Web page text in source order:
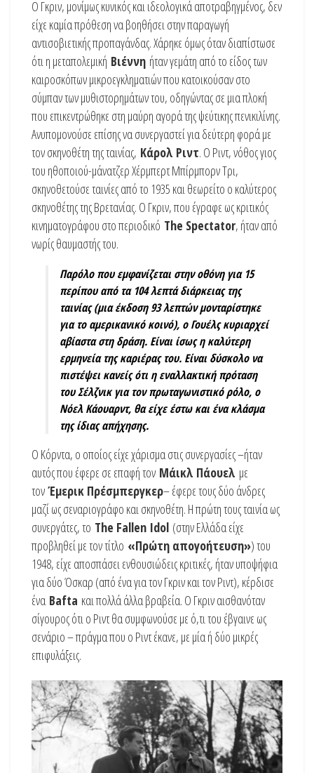
Ο Γκριν, μονίμως κυνικός και ιδεολογικά αποτραβηγμένος, δεν
είχε καμία πρόθεση να βοηθήσει στην παραγωγή
αντισοβιετικής προπαγάνδας. Χάρηκε όμως όταν διαπίστωσε
ότι η μεταπολεμική Βιέννη ήταν γεμάτη από το είδος των
καιροσκόπων μικροεγκληματιών που κατοικούσαν στο
σύμπαν των μυθιστορημάτων του, οδηγώντας σε μια πλοκή
που επικεντρώθηκε στη μαύρη αγορά της ψεύτικης πενικιλίνης.
Ανυπομονούσε επίσης να συνεργαστεί για δεύτερη φορά με
τον σκηνοθέτη της ταινίας, Κάρολ Ριντ. Ο Ριντ, νόθος γιος
του ηθοποιού-μάνατζερ Χέρμπερτ Μπίρμπορν Τρι,
σκηνοθετούσε ταινίες από το 1935 και θεωρείτο ο καλύτερος
σκηνοθέτης της Βρετανίας. Ο Γκριν, που έγραφε ως κριτικός
κινηματογράφου στο περιοδικό The Spectator, ήταν από
νωρίς θαυμαστής του.
Παρόλο που εμφανίζεται στην οθόνη για 15
περίπου από τα 104 λεπτά διάρκειας της
ταινίας (μια έκδοση 93 λεπτών μονταρίστηκε
για το αμερικανικό κοινό), ο Γουέλς κυριαρχεί
αβίαστα στη δράση. Είναι ίσως η καλύτερη
ερμηνεία της καριέρας του. Είναι δύσκολο να
πιστέψει κανείς ότι η εναλλακτική πρόταση
του Σέλζνικ για τον πρωταγωνιστικό ρόλο, ο
Νόελ Κάουαρντ, θα είχε έστω και ένα κλάσμα
της ίδιας απήχησης.
Ο Κόρντα, ο οποίος είχε χάρισμα στις συνεργασίες –ήταν
αυτός που έφερε σε επαφή τον Μάικλ Πάουελ με
τονΈμερικ Πρέσμπεργκερ– έφερε τους δύο άνδρες
μαζί ως σεναριογράφο και σκηνοθέτη. Η πρώτη τους ταινία ως
συνεργάτες, το The Fallen Idol (στην Ελλάδα είχε
προβληθεί με τον τίτλο «Πρώτη απογοήτευση») του
1948, είχε αποσπάσει ενθουσιώδεις κριτικές, ήταν υποψήφια
για δύο Όσκαρ (από ένα για τον Γκριν και τον Ριντ), κέρδισε
ένα Bafta και πολλά άλλα βραβεία. Ο Γκριν αισθανόταν
σίγουρος ότι ο Ριντ θα συμφωνούσε με ό,τι του έβγαινε ως
σενάριο – πράγμα που ο Ριντ έκανε, με μία ή δύο μικρές
επιφυλάξεις.